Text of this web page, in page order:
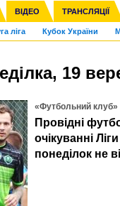
ВІДЕО ТРАНСЛЯЦІЇ
ліга Кубок України
Ліга націй Ліга
Франція ІншіЧЄ-2015 (U-21)
УПЛ-ПЕРЕХОДИ
19
«Футбольний клуб»
Провідні
очікуванні
понеділок не